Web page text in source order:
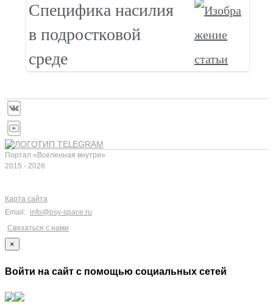
Специфика насилия
в подростковой
среде
Портал «Вселенная внутри»
2015 - 2026
Карта сайта
Email: info@psy-space.ru
Связаться с нами
×
Войти на сайт с помощью социальных сетей